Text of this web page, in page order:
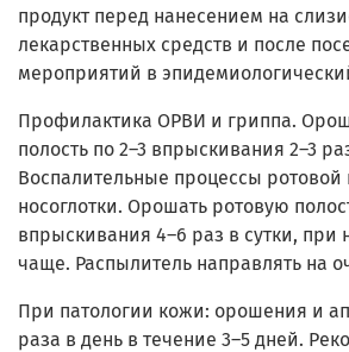
продукт перед нанесением на
лекарственных средств и после
мероприятий в
Профилактика ОРВИ и гриппа.
полость по 2–3 впрыскивания 2–3
Воспалительные процессы ротовой
носоглотки. Орошать ротовую
впрыскивания 4–6 раз в сутки, при
чаще. Распылитель направлять на
При патологии кожи: орошения и
раза в день в течение 3–5 дней.